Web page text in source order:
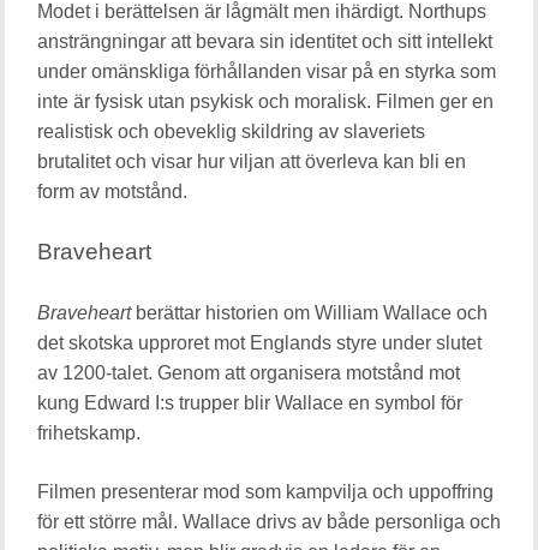
Modet i berättelsen är lågmält men ihärdigt. Northups
ansträngningar att bevara sin identitet och sitt intellekt
under omänskliga förhållanden visar på en styrka som
inte är fysisk utan psykisk och moralisk. Filmen ger en
realistisk och obeveklig skildring av slaveriets
brutalitet och visar hur viljan att överleva kan bli en
form av motstånd.
Braveheart
Braveheartberättar historien om William Wallace och
det skotska upproret mot Englands styre under slutet
av 1200-talet. Genom att organisera motstånd mot
kung Edward I:s trupper blir Wallace en symbol för
frihetskamp.
Filmen presenterar mod som kampvilja och uppoffring
för ett större mål. Wallace drivs av både personliga och